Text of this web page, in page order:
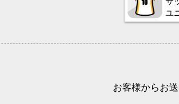
ユ
お客様からお